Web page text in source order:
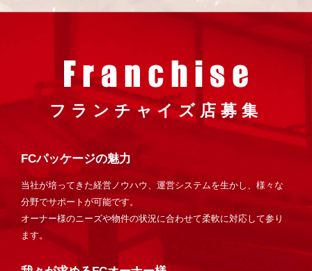
フランチャイズ店募集
FCパッケージの魅力
当社が培ってきた経営ノウハウ、運営システムを生かし、様々な
分野でサポートが可能です。
オーナー様のニーズや物件の状況に合わせて柔軟に対応して参り
ます。